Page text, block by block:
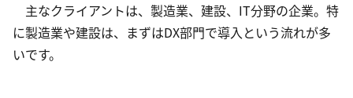
主なクライアントは、製造業、建設、IT分野の企業。特
に製造業や建設は、まずはDX部門で導入という流れが多
いです。